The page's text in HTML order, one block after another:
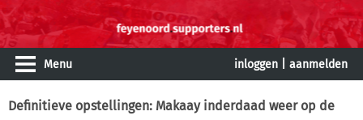
Menu inloggen aanmelden
Definitieve opstellingen: Makaay inderdaad weer op de